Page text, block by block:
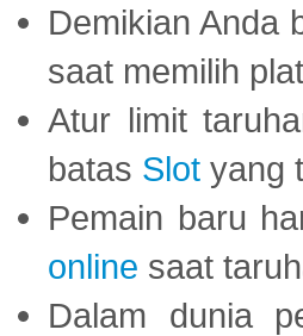
Demikian Anda
saat memilih
Atur limit
batas Slot yang
Pemain baru
online saat
Dalam dunia